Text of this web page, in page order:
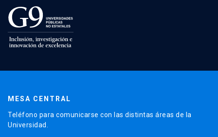
MESA CENTRAL
Teléfono para comunicarse con las distintas áreas de la
Universidad.